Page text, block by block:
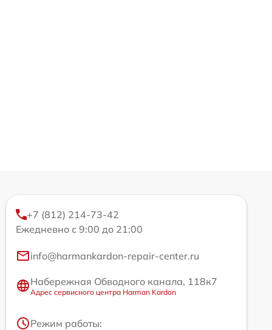
+7 (812) 214-73-42
Ежедневно с 9:00 до 21:00
info@harmankardon-repair-center.ru
Набережная Обводного канала, 118к7
Адрес сервисного центра Harman Kardon
Режим работы: